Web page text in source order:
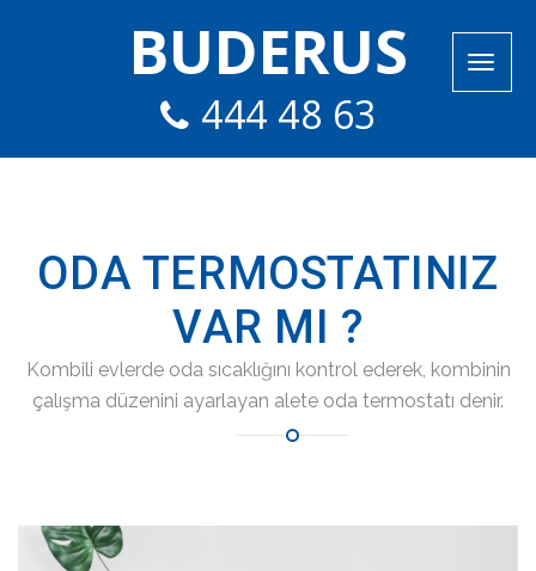
BUDERUS
444 48 63
ODA TERMOSTATINIZ
VAR MI ?
Kombili evlerde oda sıcaklığını kontrol ederek, kombinin
çalışma düzenini ayarlayan alete oda termostatı denir.